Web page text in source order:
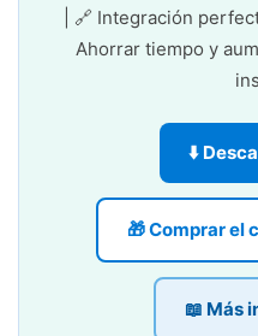
| 🔗 Integración
Ahorrar tiempo y
⬇️
🎁 Comprar el
📖 Más